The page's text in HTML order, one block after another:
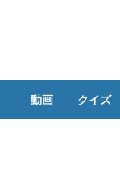
動画 クイズ